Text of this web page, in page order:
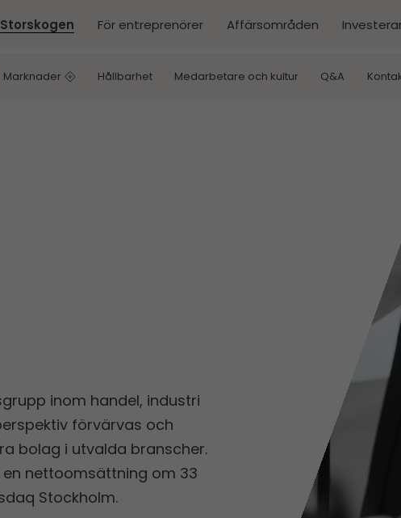
För entreprenörer Affärsområden
Marknader Hållbarhet Medarbetare och kultur Q&A
inom handel, industri
förvärvas och
bolag i utvalda branscher.
en nettoomsättning om 33
Stockholm.